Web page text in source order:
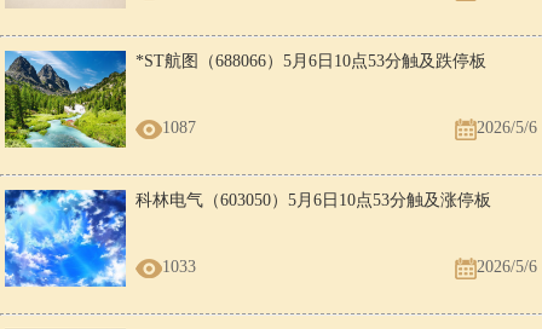
*ST航图（688066）5月6日10点53分触及跌停板
1087 2026/5/6
科林电气（603050）5月6日10点53分触及涨停板
1033 2026/5/6